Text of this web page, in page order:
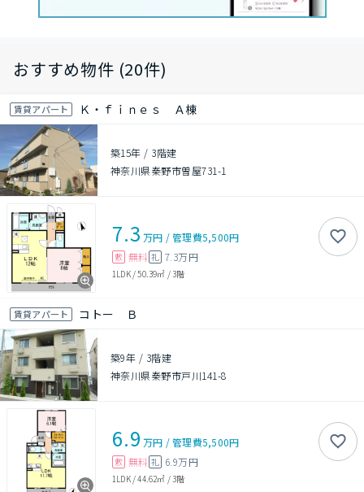
おすすめ物件 (20件)
賃貸アパート Ｋ・ｆｉｎｅｓ Ａ棟
築15年 / 3階建
神奈川県秦野市曽屋731-1
7.3 万円 /管理費5,500円
敷 無料 礼 7.3万円
1LDK/50.39㎡ /3階
賃貸アパート コトー Ｂ
築9年 / 3階建
神奈川県秦野市戸川141-8
6.9 万円 /管理費5,500円
敷 無料 礼 6.9万円
1LDK/44.62㎡ /3階